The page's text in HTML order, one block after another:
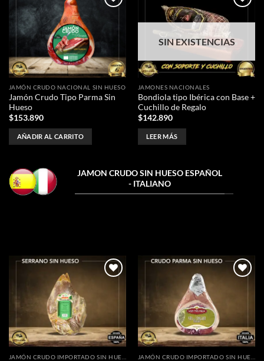
JAMÓN CRUDO NACIONAL SIN HUESO
Jamón Crudo Tipo Parma Sin
Hueso
$153.890
AÑADIR AL CARRITO
a la
lista de
deseos
SIN EXISTENCIAS
JAMONES NACIONALES
Bondiola tipo Ibérica con Base +
Cuchillo de Regalo
$142.890
LEER MÁS
JAMON CRUDO SIN HUESO ESPAÑOL
- ITALIANO